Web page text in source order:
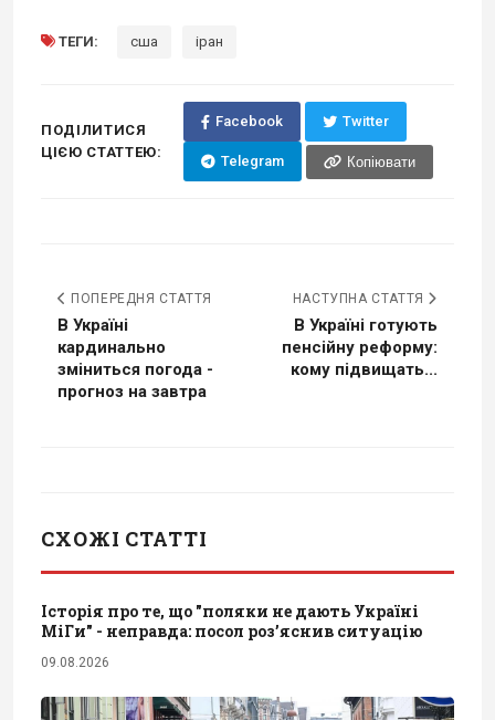
ТЕГИ: сша іран
ПОДІЛИТИСЯ
ЦІЄЮ СТАТТЕЮ:
Facebook Twitter
Telegram Копіювати
ПОПЕРЕДНЯ СТАТТЯ
В Україні
кардинально
зміниться погода -
прогноз на завтра
НАСТУПНА СТАТТЯ
В Україні готують
пенсійну реформу:
кому підвищать...
СХОЖІ СТАТТІ
Історія про те, що "поляки не дають Україні
МіГи" - неправда: посол роз’яснив ситуацію
09.08.2026